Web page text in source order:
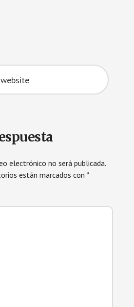
electrónico no será publicada.
están marcados con *